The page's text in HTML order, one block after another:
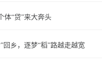
体“贷”来大奔头
回乡，逐梦“稻”路越走越宽